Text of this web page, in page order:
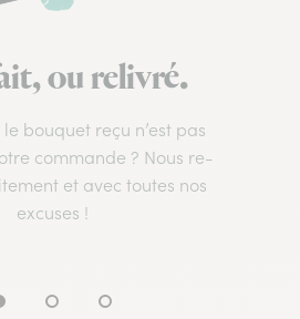
ou relivré.
bouquet reçu n’est pas
commande ? Nous re-
et avec toutes nos
excuses !